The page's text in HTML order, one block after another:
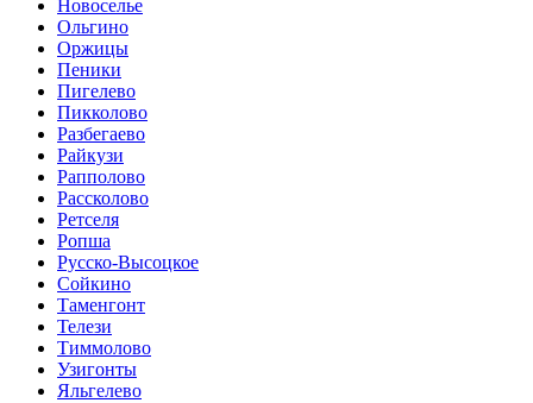
Новоселье
Ольгино
Оржицы
Пеники
Пигелево
Пикколово
Разбегаево
Райкузи
Рапполово
Рассколово
Ретселя
Ропша
Русско-Высоцкое
Сойкино
Таменгонт
Телези
Тиммолово
Узигонты
Яльгелево